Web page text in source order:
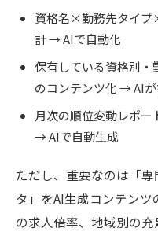
資格名×勤務先タイプ
計 → AIで自動化
保有している資格別・
のコンテンツ化 → AI
月次の順位変動レポ
→ AIで自動生成
ただし、重要なのは「
タ」をAI生成コンテン
の求人倍率、地域別の